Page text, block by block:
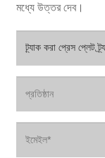
মধ্যে উত্তর দেব।